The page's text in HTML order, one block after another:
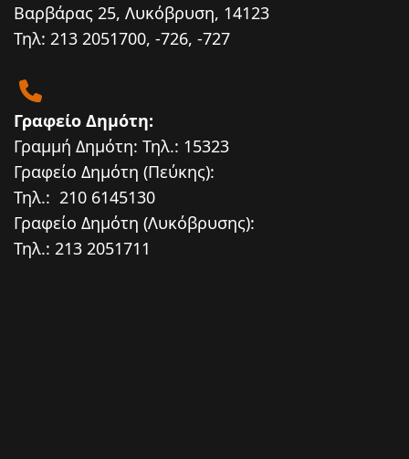
Βαρβάρας 25, Λυκόβρυση, 14123
Τηλ: 213 2051700, -726, -727
Γραφείο Δημότη:
Γραμμή Δημότη: Τηλ.: 15323
Γραφείο Δημότη (Πεύκης):
Τηλ.: 210 6145130
Γραφείο Δημότη (Λυκόβρυσης):
Τηλ.: 213 2051711